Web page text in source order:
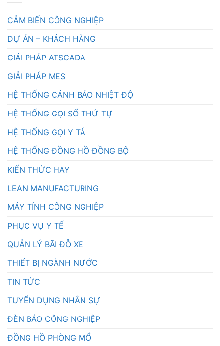
CẢM BIẾN CÔNG NGHIỆP
DỰ ÁN – KHÁCH HÀNG
GIẢI PHÁP ATSCADA
GIẢI PHÁP MES
HỆ THỐNG CẢNH BÁO NHIỆT ĐỘ
HỆ THỐNG GỌI SỐ THỨ TỰ
HỆ THỐNG GỌI Y TÁ
HỆ THỐNG ĐỒNG HỒ ĐỒNG BỘ
KIẾN THỨC HAY
LEAN MANUFACTURING
MÁY TÍNH CÔNG NGHIỆP
PHỤC VỤ Y TẾ
QUẢN LÝ BÃI ĐỖ XE
THIẾT BỊ NGÀNH NƯỚC
TIN TỨC
TUYỂN DỤNG NHÂN SỰ
ĐÈN BÁO CÔNG NGHIỆP
ĐỒNG HỒ PHÒNG MỔ